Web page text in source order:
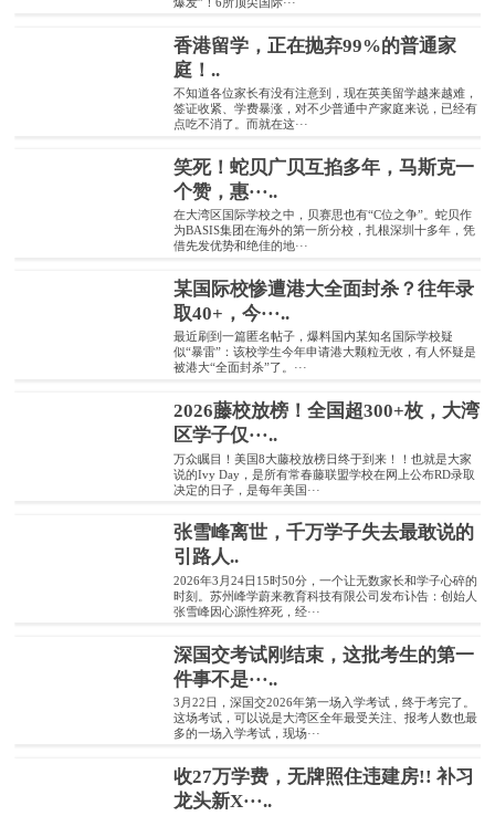
香港留学，正在抛弃99%的普通家
庭！..
不知道各位家长有没有注意到，现在英美留学越来越难，
签证收紧、学费暴涨，对不少普通中产家庭来说，已经有
点吃不消了。而就在这···
笑死！蛇贝广贝互掐多年，马斯克一
个赞，惠···..
在大湾区国际学校之中，贝赛思也有“C位之争”。蛇贝作
为BASIS集团在海外的第一所分校，扎根深圳十多年，凭
借先发优势和绝佳的地···
某国际校惨遭港大全面封杀？往年录
取40+，今···..
最近刷到一篇匿名帖子，爆料国内某知名国际学校疑
似“暴雷”：该校学生今年申请港大颗粒无收，有人怀疑是
被港大“全面封杀”了。···
2026藤校放榜！全国超300+枚，大湾
区学子仅···..
万众瞩目！美国8大藤校放榜日终于到来！！也就是大家
说的Ivy Day，是所有常春藤联盟学校在网上公布RD录取
决定的日子，是每年美国···
张雪峰离世，千万学子失去最敢说的
引路人..
2026年3月24日15时50分，一个让无数家长和学子心碎的
时刻。苏州峰学蔚来教育科技有限公司发布讣告：创始人
张雪峰因心源性猝死，经···
深国交考试刚结束，这批考生的第一
件事不是···..
3月22日，深国交2026年第一场入学考试，终于考完了。
这场考试，可以说是大湾区全年最受关注、报考人数也最
多的一场入学考试，现场···
收27万学费，无牌照住违建房!! 补习
龙头新X···..